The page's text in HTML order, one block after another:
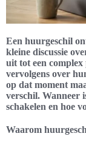
Een huurgeschil
kleine discussie
uit tot een
vervolgens over
op dat moment
verschil. Wanneer
schakelen en hoe
Waarom